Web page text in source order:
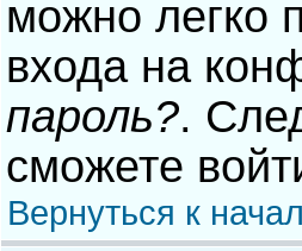
можно легко
входа на
пароль?.
сможете
Вернуться к